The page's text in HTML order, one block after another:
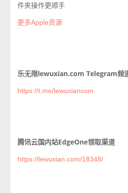
件夹操作更顺手
更多Apple资源
乐无限lewuxian.com Telegram频
https://t.me/lewuxiancom
腾讯云国内站EdgeOne领取渠道
https://lewuxian.com/18348/